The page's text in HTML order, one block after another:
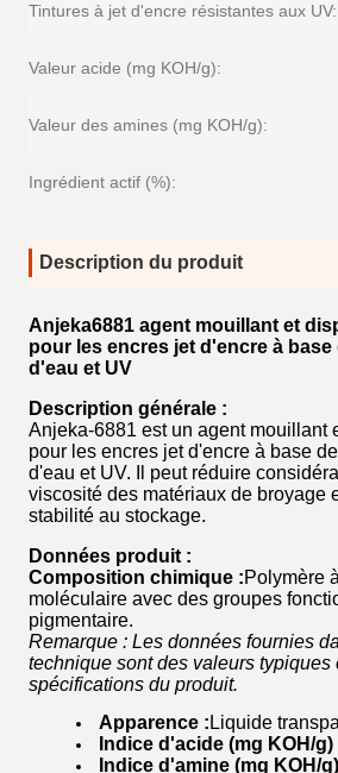
Tintures à jet d'encre résistantes aux UV:
Valeur acide (mg KOH/g):
Valeur des amines (mg KOH/g):
Ingrédient actif (%):
Description du produit
Anjeka6881 agent mouillant et
pour les encres jet d'encre à
d'eau et UV
Description générale :
Anjeka-6881 est un agent mouillant
pour les encres jet d'encre à base
d'eau et UV. Il peut réduire
viscosité des matériaux de broyage
stabilité au stockage.
Données produit :
Composition chimique :Polymère
moléculaire avec des groupes
pigmentaire.
Remarque : Les données fournies
technique sont des valeurs typiques
spécifications du produit.
Apparence : Liquide
Indice d'acide (mg KOH/g)
Indice d'amine (mg KOH/